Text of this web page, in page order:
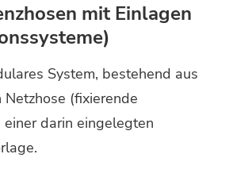
mit Einlagen
System, bestehend aus
(fixierende
darin eingelegten